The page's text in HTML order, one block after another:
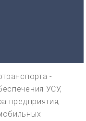
-
УСУ,
предприятия,